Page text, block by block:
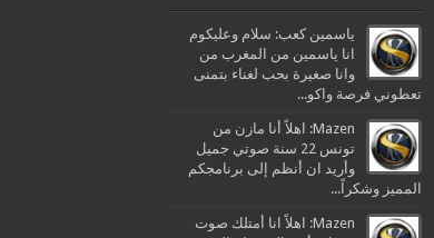
ياسمين كعب: سلام وعليكوم
انا ياسمين من المغرب من
وانا صغيرة بحب لغناء بتمنى
تعطوني فرصة واكو...
Mazen: اهلاً أنا مازن من
تونس 22 سنة صوتي جميل
وأريد ان أنظم إلى برنامجكم
المميز وشكراً...
Mazen: اهلاً انا أمتلك صوت